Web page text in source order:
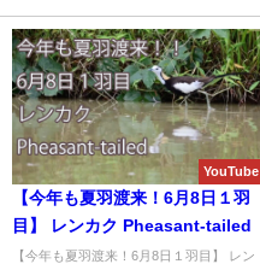
YouTube
【今年も夏羽渡来！6月8日１羽
目】 レンカク Pheasant-tailed
【今年も夏羽渡来！6月8日１羽目】 レン